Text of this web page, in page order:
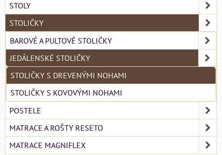
STOLY
STOLIČKY
BAROVÉ A PULTOVÉ STOLIČKY
JEDÁLENSKÉ STOLIČKY
STOLIČKY S DREVENÝMI NOHAMI
STOLIČKY S KOVOVÝMI NOHAMI
POSTELE
MATRACE A ROŠTY RESETO
MATRACE MAGNIFLEX